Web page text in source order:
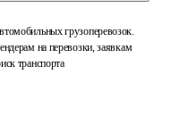
грузоперевозок.
на перевозки, заявкам
транспорта